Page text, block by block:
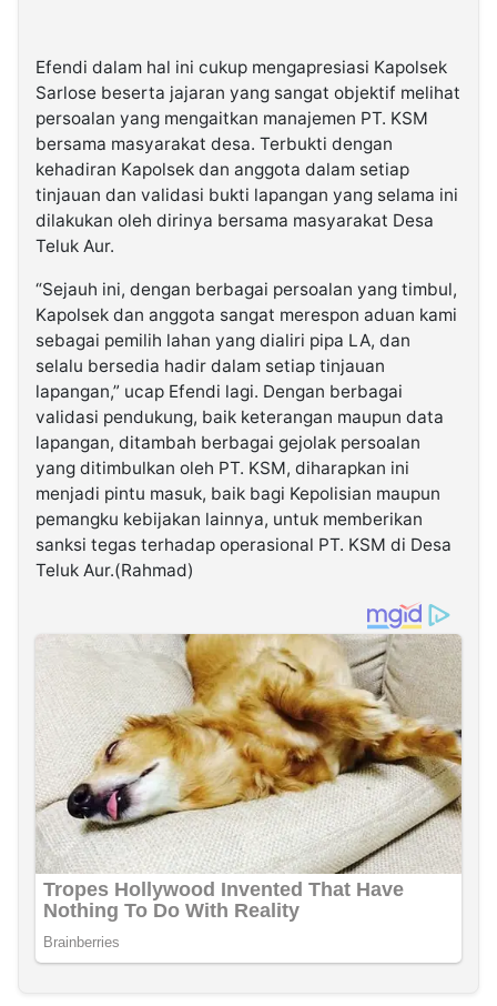
Efendi dalam hal ini cukup mengapresiasi Kapolsek
Sarlose beserta jajaran yang sangat objektif melihat
persoalan yang mengaitkan manajemen PT. KSM
bersama masyarakat desa. Terbukti dengan
kehadiran Kapolsek dan anggota dalam setiap
tinjauan dan validasi bukti lapangan yang selama ini
dilakukan oleh dirinya bersama masyarakat Desa
Teluk Aur.
“Sejauh ini, dengan berbagai persoalan yang timbul,
Kapolsek dan anggota sangat merespon aduan kami
sebagai pemilih lahan yang dialiri pipa LA, dan
selalu bersedia hadir dalam setiap tinjauan
lapangan,” ucap Efendi lagi. Dengan berbagai
validasi pendukung, baik keterangan maupun data
lapangan, ditambah berbagai gejolak persoalan
yang ditimbulkan oleh PT. KSM, diharapkan ini
menjadi pintu masuk, baik bagi Kepolisian maupun
pemangku kebijakan lainnya, untuk memberikan
sanksi tegas terhadap operasional PT. KSM di Desa
Teluk Aur.(Rahmad)